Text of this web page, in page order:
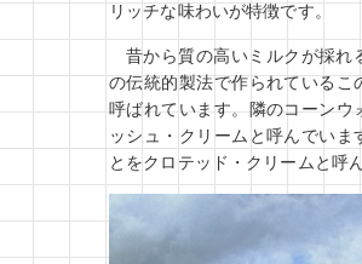
リッチな味わいが特徴です。
昔から質の高いミルクが採れ
の伝統的製法で作られている
呼ばれています。隣のコーン
ッシュ・クリームと呼んでい
とをクロテッド・クリームと呼